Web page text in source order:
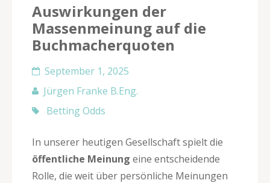
Auswirkungen der
Massenmeinung auf die
Buchmacherquoten
September 1, 2025
Jürgen Franke B.Eng.
Betting Odds
In unserer heutigen Gesellschaft spielt die
öffentliche Meinung eine entscheidende
Rolle, die weit über persönliche Meinungen